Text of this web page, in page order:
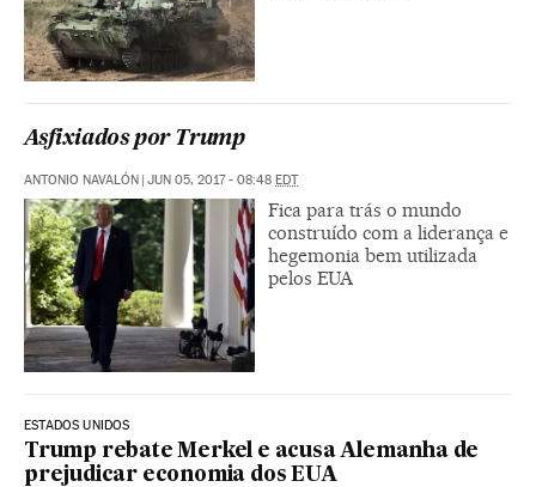
Asfixiados por Trump
ANTONIO NAVALÓN | JUN 05, 2017 - 08:48 EDT
Fica para trás o mundo
construído com a liderança e
hegemonia bem utilizada
pelos EUA
ESTADOS UNIDOS
Trump rebate Merkel e acusa Alemanha de
prejudicar economia dos EUA